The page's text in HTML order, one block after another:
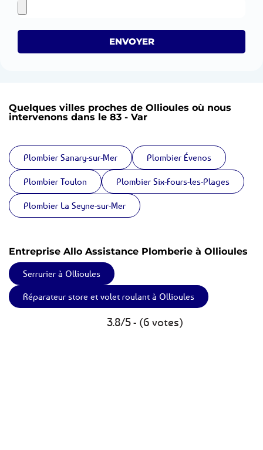
ENVOYER
Quelques villes proches de Ollioules où nous
intervenons dans le 83 - Var
Plombier Sanary-sur-Mer Plombier Évenos
Plombier Toulon Plombier Six-Fours-les-Plages
Plombier La Seyne-sur-Mer
Entreprise Allo Assistance Plomberie à Ollioules
Serrurier à Ollioules
Réparateur store et volet roulant à Ollioules
3.8/5 - (6 votes)